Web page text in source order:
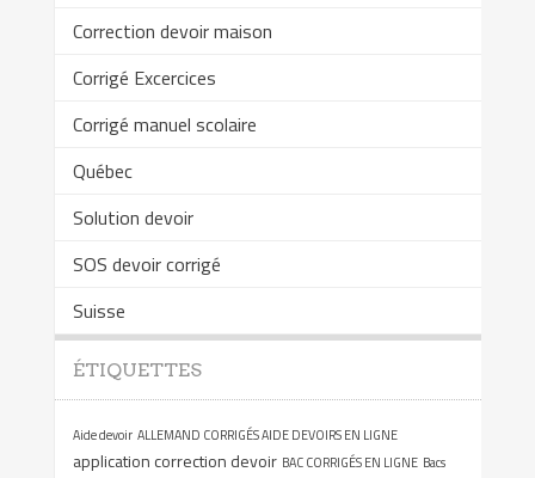
Correction devoir maison
Corrigé Excercices
Corrigé manuel scolaire
Québec
Solution devoir
SOS devoir corrigé
Suisse
ÉTIQUETTES
Aide devoir ALLEMAND CORRIGÉS AIDE DEVOIRS EN LIGNE
application correction devoir BAC CORRIGÉS EN LIGNE Bacs